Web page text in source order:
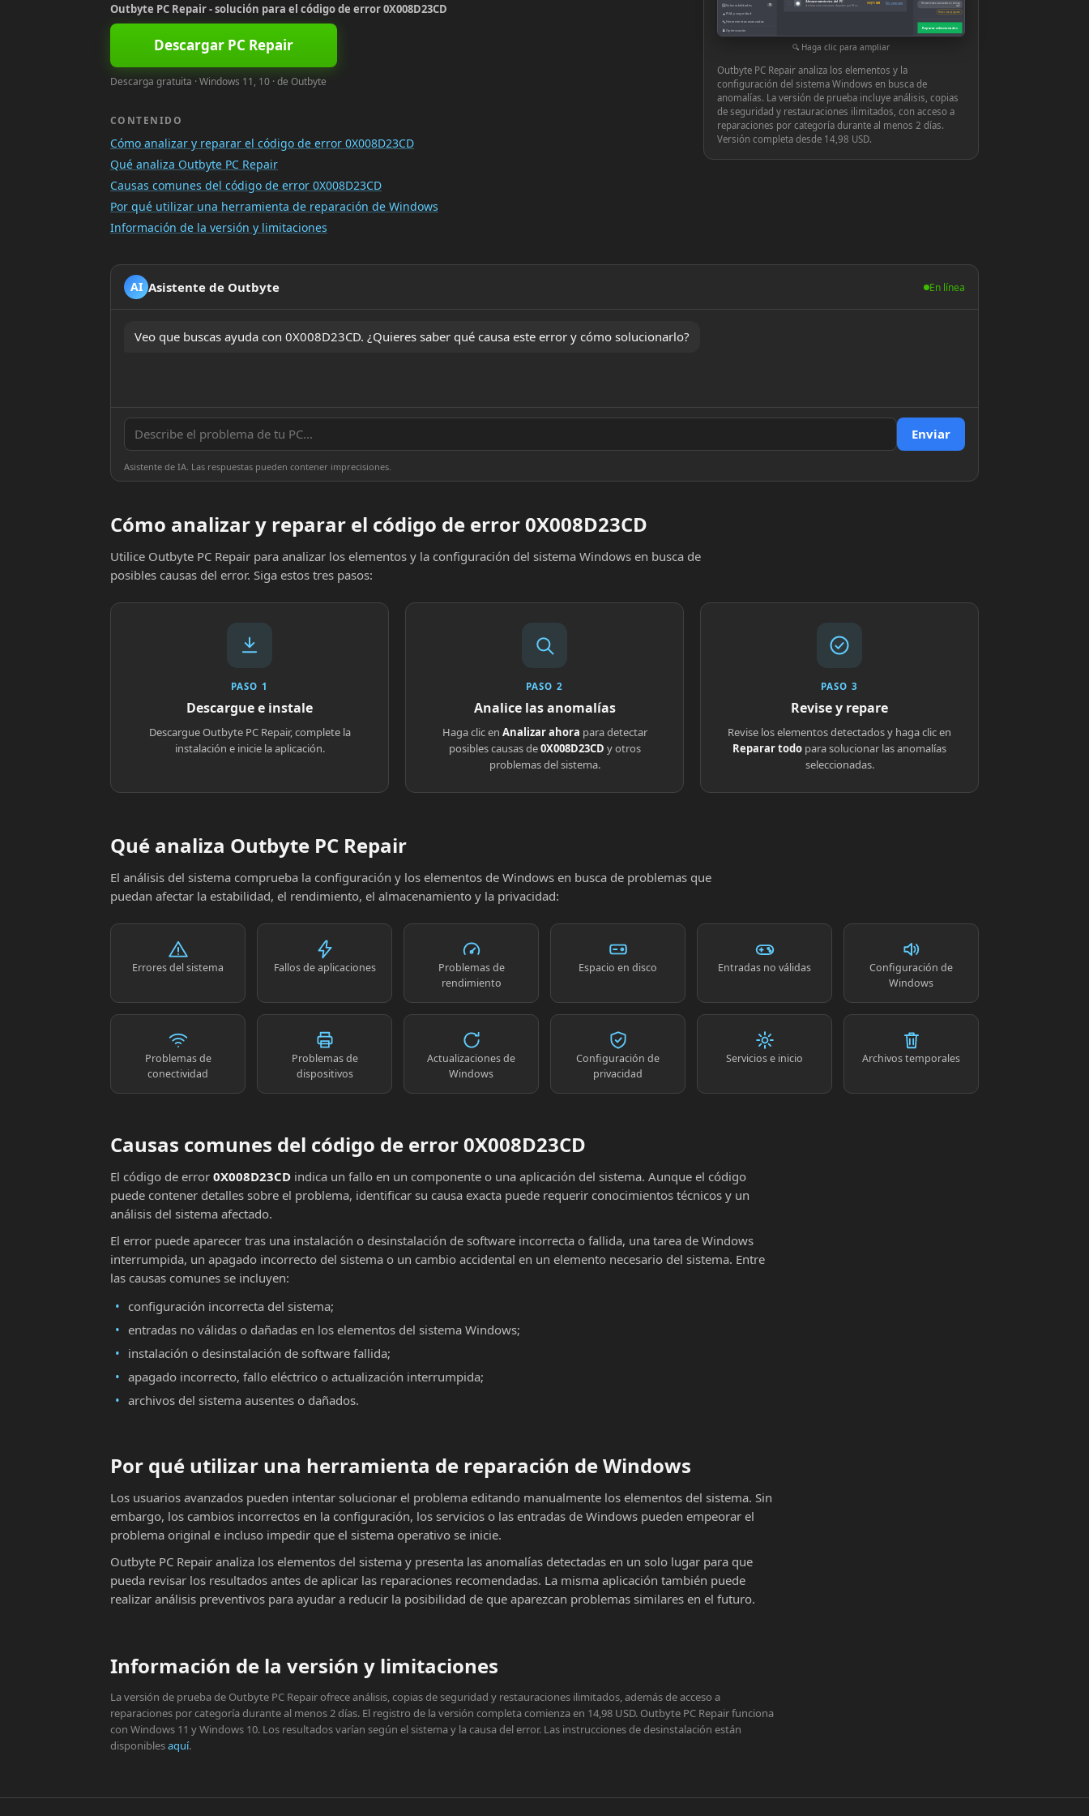
Outbyte PC Repair - solución para el código de error 0X008D23CD
Descargar PC Repair
Descarga gratuita · Windows 11, 10 · de Outbyte
CONTENIDO
Cómo analizar y reparar el código de error 0X008D23CD
Qué analiza Outbyte PC Repair
Causas comunes del código de error 0X008D23CD
Por qué utilizar una herramienta de reparación de Windows
Información de la versión y limitaciones
▤Vulnerabilidades 10
● PUA y seguridad
🔧Herramientas avanzadas
♟Optimización
◉ Archivos innecesarios dejados por Windows o las aplicaciones
939,71 MB Ver y reparar Herramientas avanzadas en tiempo
real
Hacer una pregunta
Reparar seleccionados
Haga clic para ampliar
Outbyte PC Repair analiza los elementos y la
configuración del sistema Windows en busca de
anomalías. La versión de prueba incluye análisis, copias
de seguridad y restauraciones ilimitados, con acceso a
reparaciones por categoría durante al menos 2 días.
Versión completa desde 14,98 USD.
AI Asistente de Outbyte En línea
Veo que buscas ayuda con 0X008D23CD. ¿Quieres saber qué causa este error y cómo solucionarlo?
Enviar
Asistente de IA. Las respuestas pueden contener imprecisiones.
Cómo analizar y reparar el código de error 0X008D23CD
Utilice Outbyte PC Repair para analizar los elementos y la configuración del sistema Windows en busca de
posibles causas del error. Siga estos tres pasos:
PASO 1
Descargue e instale
Descargue Outbyte PC Repair, complete la
instalación e inicie la aplicación.
PASO 2
Analice las anomalías
Haga clic en Analizar ahora para detectar
posibles causas de0X008D23CD y otros
problemas del sistema.
PASO 3
Revise y repare
Revise los elementos detectados y haga clic en
Reparar todo para solucionar las anomalías
seleccionadas.
Qué analiza Outbyte PC Repair
El análisis del sistema comprueba la configuración y los elementos de Windows en busca de problemas que
puedan afectar la estabilidad, el rendimiento, el almacenamiento y la privacidad:
Errores del sistema Fallos de aplicaciones
Problemas de
rendimiento
Espacio en disco Entradas no válidas
Configuración de
Windows
Problemas de
conectividad
Problemas de
dispositivos
Actualizaciones de
Windows
Configuración de
privacidad
Servicios e inicio Archivos temporales
Causas comunes del código de error 0X008D23CD
El código de error 0X008D23CD indica un fallo en un componente o una aplicación del sistema. Aunque el código
puede contener detalles sobre el problema, identificar su causa exacta puede requerir conocimientos técnicos y un
análisis del sistema afectado.
El error puede aparecer tras una instalación o desinstalación de software incorrecta o fallida, una tarea de Windows
interrumpida, un apagado incorrecto del sistema o un cambio accidental en un elemento necesario del sistema. Entre
las causas comunes se incluyen:
configuración incorrecta del sistema;
entradas no válidas o dañadas en los elementos del sistema Windows;
instalación o desinstalación de software fallida;
apagado incorrecto, fallo eléctrico o actualización interrumpida;
archivos del sistema ausentes o dañados.
Por qué utilizar una herramienta de reparación de Windows
Los usuarios avanzados pueden intentar solucionar el problema editando manualmente los elementos del sistema. Sin
embargo, los cambios incorrectos en la configuración, los servicios o las entradas de Windows pueden empeorar el
problema original e incluso impedir que el sistema operativo se inicie.
Outbyte PC Repair analiza los elementos del sistema y presenta las anomalías detectadas en un solo lugar para que
pueda revisar los resultados antes de aplicar las reparaciones recomendadas. La misma aplicación también puede
realizar análisis preventivos para ayudar a reducir la posibilidad de que aparezcan problemas similares en el futuro.
Información de la versión y limitaciones
La versión de prueba de Outbyte PC Repair ofrece análisis, copias de seguridad y restauraciones ilimitados, además de acceso a
reparaciones por categoría durante al menos 2 días. El registro de la versión completa comienza en 14,98 USD. Outbyte PC Repair funciona
con Windows 11 y Windows 10. Los resultados varían según el sistema y la causa del error. Las instrucciones de desinstalación están
disponiblesaquí.